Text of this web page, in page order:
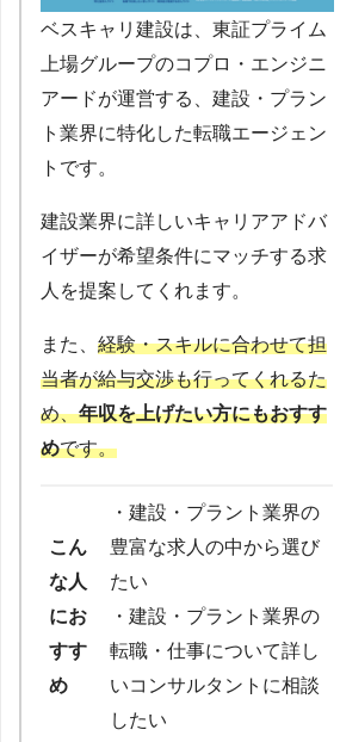
ベスキャリ建設は、東証プライム
上場グループのコプロ・エンジニ
アードが運営する、建設・プラン
ト業界に特化した転職エージェン
トです。
建設業界に詳しいキャリアアドバ
イザーが希望条件にマッチする求
人を提案してくれます。
また、 経験・スキルに合わせて担
当者が給与交渉も行ってくれるた
め、年収を上げたい方にもおすす
めです。
こん
な人
にお
すす
め
・建設・プラント業界の
豊富な求人の中から選び
たい
・建設・プラント業界の
転職・仕事について詳し
いコンサルタントに相談
したい